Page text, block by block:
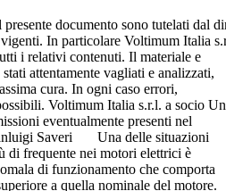
documento sono tutelati dal
In particolare Voltimum Italia
i relativi contenuti. Il materiale e
attentamente vagliati e analizzati,
cura. In ogni caso errori,
Voltimum Italia s.r.l. a socio
eventualmente presenti nel
Saveri Una delle situazioni
di frequente nei motori elettrici è
di funzionamento che comporta
a quella nominale del motore.